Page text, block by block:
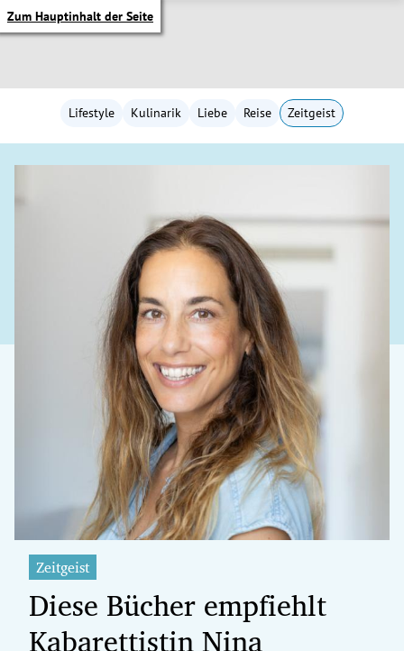
Zum Hauptinhalt der Seite
Untermenü
Untermenü
Untermenü
Untermenü
Untermenü
Lifestyle Kulinarik Liebe Reise Zeitgeist
Zeitgeist
Diese Bücher empfiehlt
Kabarettistin Nina